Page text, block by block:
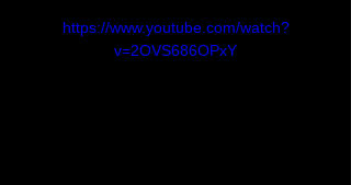
https://www.youtube.com/watch?
v=2OVS686OPxY